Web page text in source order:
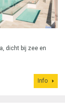
dicht bij zee en
Info